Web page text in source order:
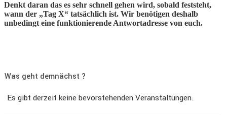
Denkt daran das es sehr schnell gehen wird, sobald feststeht,
wann der „Tag X“ tatsächlich ist. Wir benötigen deshalb
unbedingt eine funktionierende Antwortadresse von euch.
Was geht demnächst ?
Es gibt derzeit keine bevorstehenden Veranstaltungen.